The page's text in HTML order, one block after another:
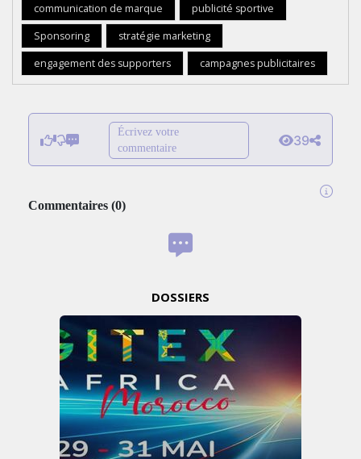
communication de marque
publicité sportive
Sponsoring
stratégie marketing
engagement des supporters
campagnes publicitaires
Écrivez votre
commentaire
39
Commentaires (0)
DOSSIERS